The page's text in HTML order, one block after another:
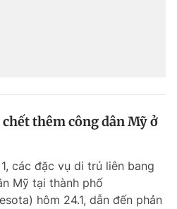
thêm công dân Mỹ ở
các đặc vụ di trú liên bang
Mỹ tại thành phố
hôm 24.1, dẫn đến phản